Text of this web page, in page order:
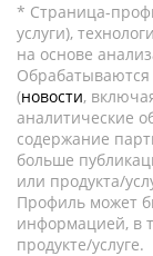
* Страница-
услуги),
на основе
Обрабатываются
(новости,
аналитические
содержание
больше
или продукта/
Профиль может
информацией, в
продукте/услуге.